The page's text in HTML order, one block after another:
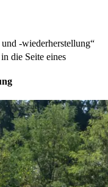
-wiederherstellung“
die Seite eines